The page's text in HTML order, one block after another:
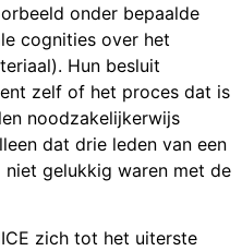
onder bepaalde
cognities over het
Hun besluit
zelf of het proces dat is
noodzakelijkerwijs
dat drie leden van een
gelukkig waren met de
zich tot het uiterste